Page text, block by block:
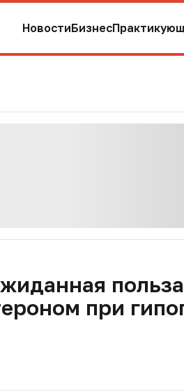
НовостиБизнес
при